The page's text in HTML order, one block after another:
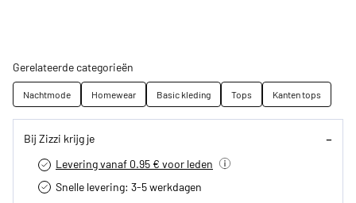
Gerelateerde categorieën
Nachtmode Homewear Basic kleding Tops Kanten tops
Bij Zizzi krijg je
Levering vanaf 0.95 € voor leden
Snelle levering: 3-5 werkdagen